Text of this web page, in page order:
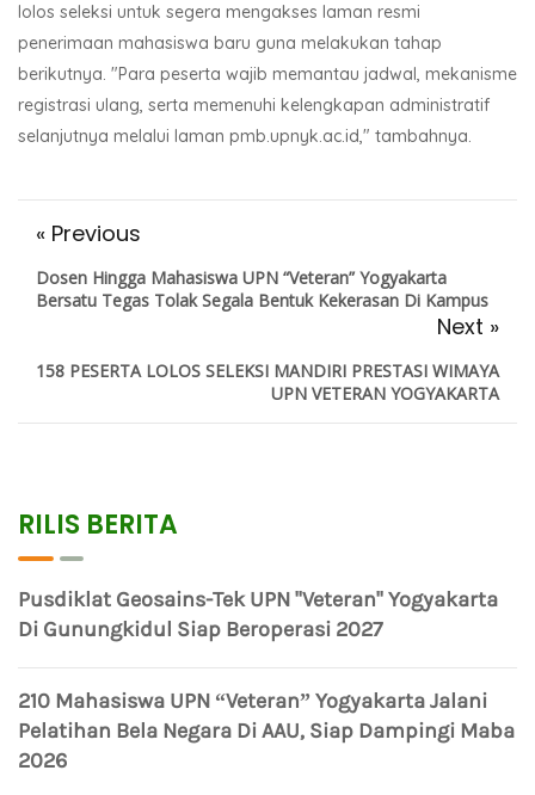
lolos seleksi untuk segera mengakses laman resmi
penerimaan mahasiswa baru guna melakukan tahap
berikutnya. "Para peserta wajib memantau jadwal, mekanisme
registrasi ulang, serta memenuhi kelengkapan administratif
selanjutnya melalui laman pmb.upnyk.ac.id," tambahnya.
« Previous
Dosen Hingga Mahasiswa UPN “Veteran” Yogyakarta
Bersatu Tegas Tolak Segala Bentuk Kekerasan Di Kampus
Next »
158 PESERTA LOLOS SELEKSI MANDIRI PRESTASI WIMAYA
UPN VETERAN YOGYAKARTA
RILIS BERITA
Pusdiklat Geosains-Tek UPN "Veteran" Yogyakarta
Di Gunungkidul Siap Beroperasi 2027
210 Mahasiswa UPN “Veteran” Yogyakarta Jalani
Pelatihan Bela Negara Di AAU, Siap Dampingi Maba
2026